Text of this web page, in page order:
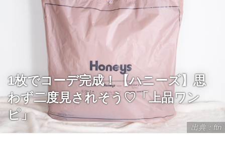
出典：ftn
1枚でコーデ完成！【ハニーズ】思
わず二度見されそう♡「上品ワン
ピ」